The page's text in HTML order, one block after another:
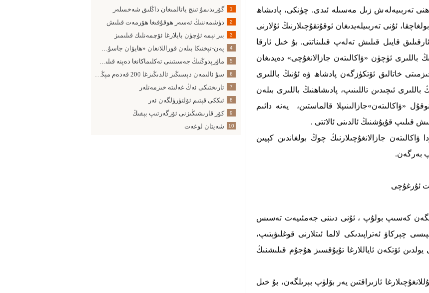
1 گۆرىدىمۇ تىنچ ياتالمىغان داڭلىق شەخسلەر
2 دۈشمەننىڭ ئەسەر ھوقۇقىغا ھۆرمەت قىلىش
3 بىز نېمە ئۈچۈن بايلارغا ئۆچمەنلىك قىلىمىز
4 پەن-تېخنىكا بىلەن قوراللانغان «ھايۋان جاسۇس» لارنى بوش چاغلىماڭ
5 ماۋزېدوڭنىڭ جەسىتىنى تەكلىماكانغا دەپنە قىلىش كېرەك(جۇتاۋ)
6 سۇ ئالىمەن دېسىڭىز ئالدىڭىزغا 200 قەدەم مېڭىڭ
7 تارىختىكى ئەڭ غەلىتە خىزمەتلەر
8 ئىككى قېتىم ئۆلتۈرۈلگەن ئەر
9 كۆز قارىشىڭىزنى ئۆزگەرتىپ بېقىڭ
10 شەيتان لوغەت
پادىشاھنى تەربىيەلەش زىل مەسىلە ئىدى. چۈنكى، پادىشاھ
ئۇنى تەربىيلەيدىغان ئوقۇتقۇچىلارنىڭ ئۇلارنى
قايىل قىلىش تەلەپ قىلىناتتى. بۇ خىل ئارقا
باللىرى ئۈچۈن «ۋاكالىتەن جازالانغۇچى» دەيدىغان
خاتالىق ئۆتكۈزگەن پادشاھ ۋە ئۇنىڭ باللىرى
ئىچىدىن تاللىنىپ، پادىشاھنىڭ باللىرى بىلەن
«ۋاكالىتەن»جازالىنىپلا قالماستىن،
يەنە دائىم
ئىش قىلىپ قۇيۇشنىڭ ئالدىنى ئالاتتى .
ۋاكالىتەن جازالانغۇچىلارنىڭ چوڭ بولغاندىن كېيىن
بەرگەن.
ئۇرغۇچى
مەيدانغا كەلگەن كەسىپ بولۇپ ، ئۇنى دىننى جەمئىيەت تەسىس
چېركاۋ ئەتراپىدىكى لالما ئىتلارنى قوغلىۋېتىپ،
يولدىن ئۆتكەن ئاياللارغا تۇيۇقسىز ھۇجۇم قىلىشنىڭ
ئازىراقتىن يەر بۆلۈپ بېرىلگەن، بۇ خىل